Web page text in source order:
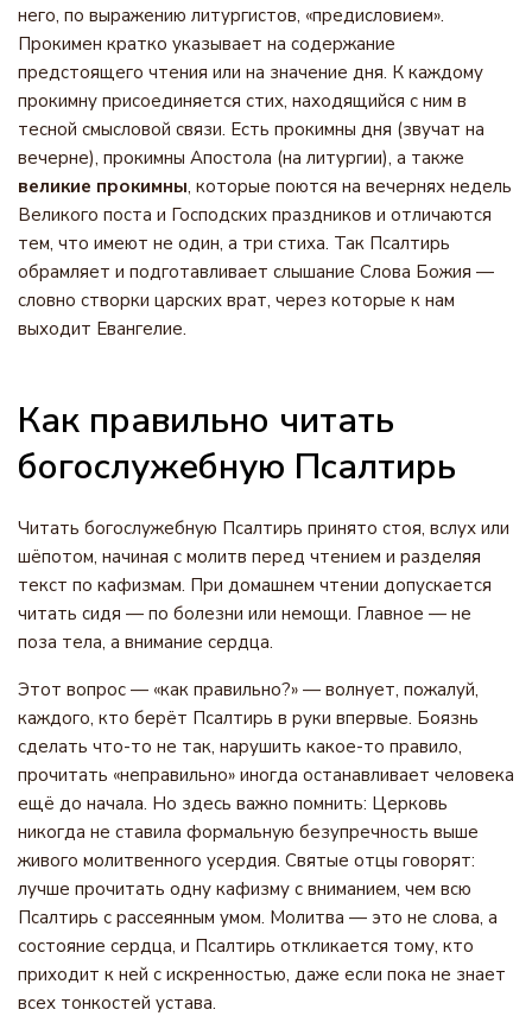
него, по выражению литургистов, «предисловием».
Прокимен кратко указывает на содержание
предстоящего чтения или на значение дня. К каждому
прокимну присоединяется стих, находящийся с ним в
тесной смысловой связи. Есть прокимны дня (звучат на
вечерне), прокимны Апостола (на литургии), а также
великие прокимны, которые поются на вечернях недель
Великого поста и Господских праздников и отличаются
тем, что имеют не один, а три стиха. Так Псалтирь
обрамляет и подготавливает слышание Слова Божия —
словно створки царских врат, через которые к нам
выходит Евангелие.
Как правильно читать
богослужебную Псалтирь
Читать богослужебную Псалтирь принято стоя, вслух или
шёпотом, начиная с молитв перед чтением и разделяя
текст по кафизмам. При домашнем чтении допускается
читать сидя — по болезни или немощи. Главное — не
поза тела, а внимание сердца.
Этот вопрос — «как правильно?» — волнует, пожалуй,
каждого, кто берёт Псалтирь в руки впервые. Боязнь
сделать что-то не так, нарушить какое-то правило,
прочитать «неправильно» иногда останавливает человека
ещё до начала. Но здесь важно помнить: Церковь
никогда не ставила формальную безупречность выше
живого молитвенного усердия. Святые отцы говорят:
лучше прочитать одну кафизму с вниманием, чем всю
Псалтирь с рассеянным умом. Молитва — это не слова, а
состояние сердца, и Псалтирь откликается тому, кто
приходит к ней с искренностью, даже если пока не знает
всех тонкостей устава.